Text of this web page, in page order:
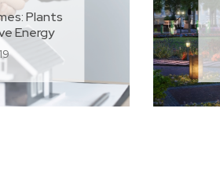
Plants
Energy